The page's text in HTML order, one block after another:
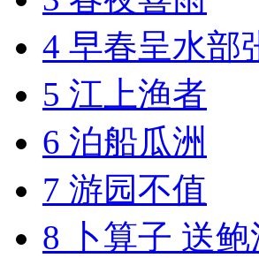
4 早春呈水部
5 江上渔者
6 泊船瓜洲
7 游园不值
8 卜算子 送